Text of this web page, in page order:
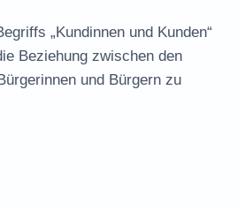
„Kundinnen und Kunden“
Beziehung zwischen den
und Bürgern zu